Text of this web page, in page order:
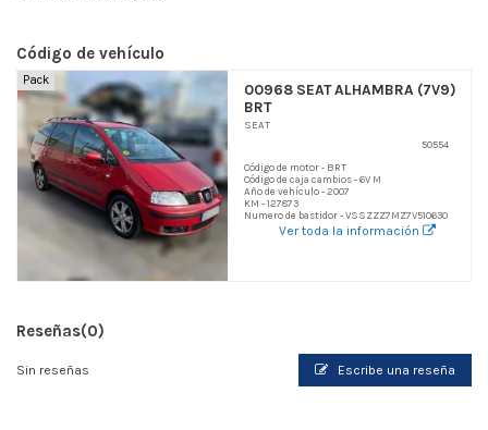
Código de vehículo
Pack
00968 SEAT ALHAMBRA (7V9)
BRT
SEAT
50554
Código de motor - BRT
Código de caja cambios - 6V M
Año de vehículo - 2007
KM - 127873
Numero de bastidor - VSSZZZ7MZ7V510630
Ver toda la información
Reseñas(0)
Sin reseñas Escribe una reseña